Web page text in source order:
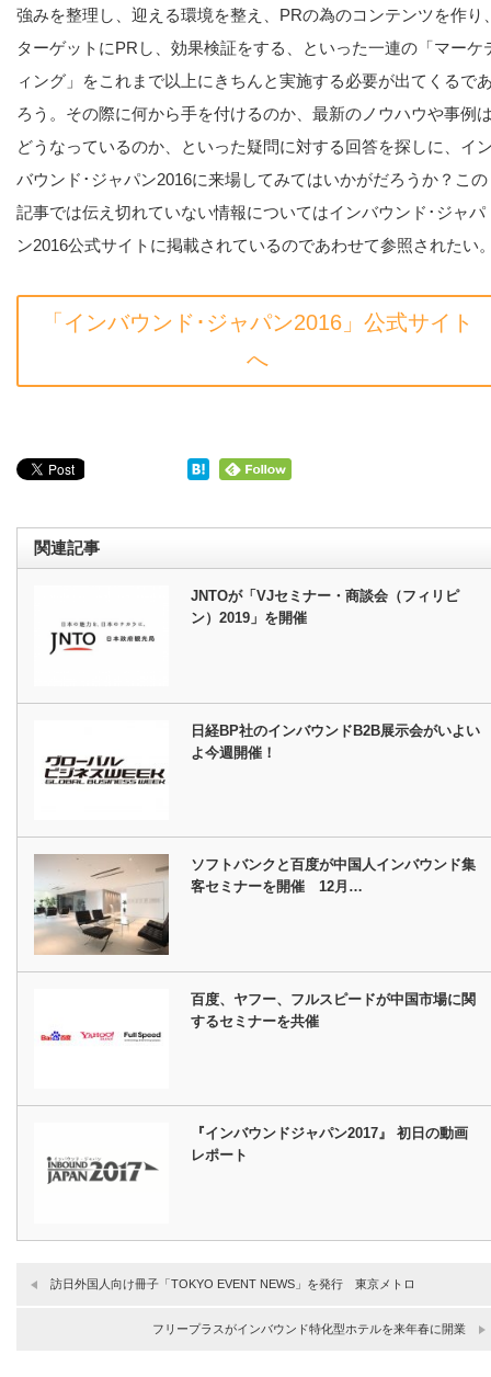
強みを整理し、迎える環境を整え、PRの為のコンテンツを作り
ターゲットにPRし、効果検証をする、といった一連の「マーケ
ィング」をこれまで以上にきちんと実施する必要が出てくるで
ろう。その際に何から手を付けるのか、最新のノウハウや事例
どうなっているのか、といった疑問に対する回答を探しに、イ
バウンド･ジャパン2016に来場してみてはいかがだろうか？この
記事では伝え切れていない情報についてはインバウンド･ジャパ
ン2016公式サイトに掲載されているのであわせて参照されたい
「インバウンド･ジャパン2016」公式サイト
へ
関連記事
JNTOが「VJセミナー・商談会（フィリピ
ン）2019」を開催
日経BP社のインバウンドB2B展示会がいよい
よ今週開催！
ソフトバンクと百度が中国人インバウンド集
客セミナーを開催 12月…
百度、ヤフー、フルスピードが中国市場に関
するセミナーを共催
『インバウンドジャパン2017』 初日の動画
レポート
訪日外国人向け冊子「TOKYO EVENT NEWS」を発行 東京メトロ
フリープラスがインバウンド特化型ホテルを来年春に開業